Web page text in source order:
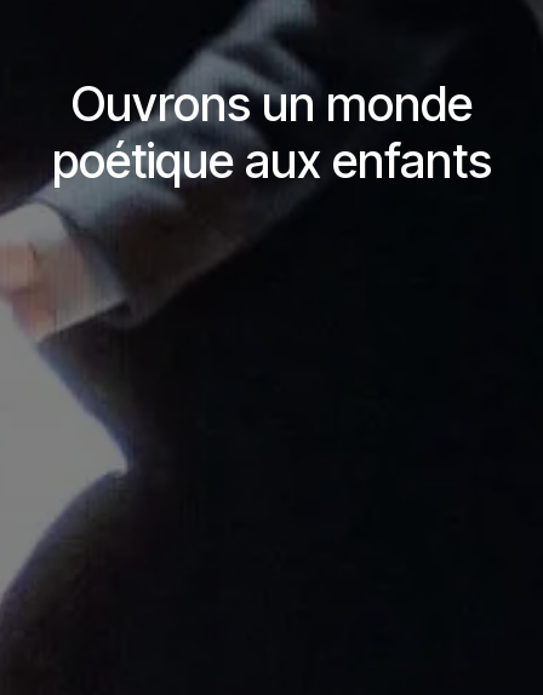
Ouvrons un monde
poétique aux enfants